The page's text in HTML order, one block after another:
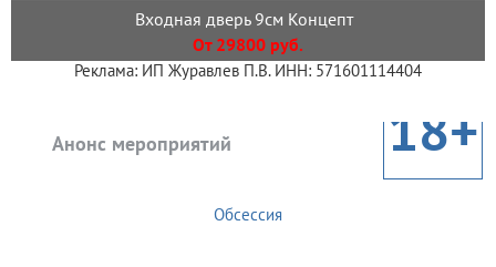
Входная дверь 9см Концепт
От 29800 руб.
Реклама: ИП Журавлев П.В. ИНН: 571601114404
Анонс мероприятий 18+
Обсессия